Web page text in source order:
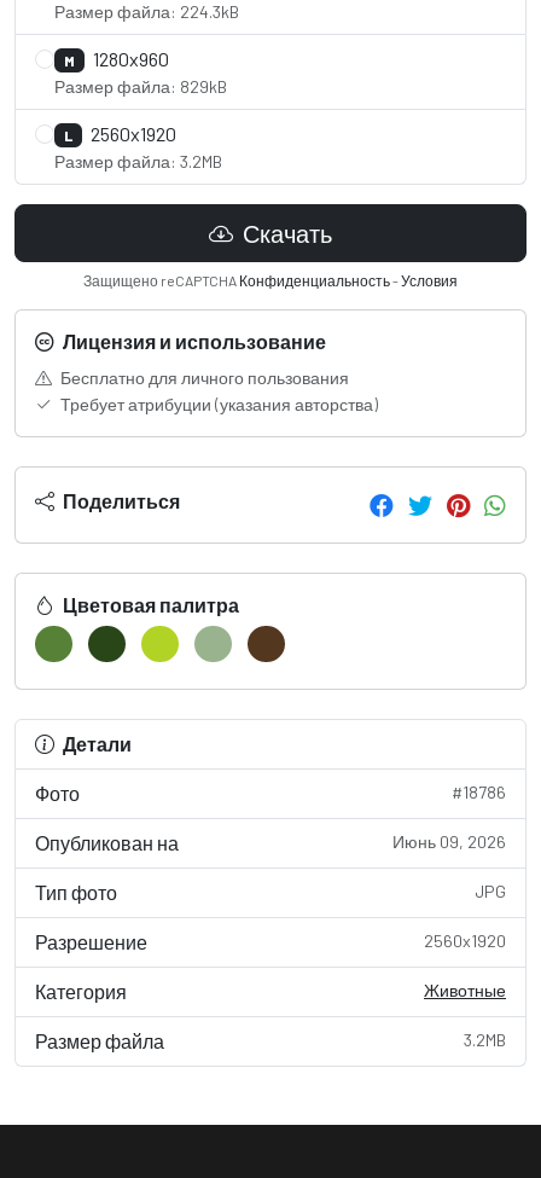
Размер файла: 224.3kB
M 1280x960
Размер файла: 829kB
L 2560x1920
Размер файла: 3.2MB
Скачать
Защищено reCAPTCHA Конфиденциальность-Условия
Лицензия и использование
Бесплатно для личного пользования
Требует атрибуции (указания авторства)
Поделиться
Цветовая палитра
Детали
Фото #18786
Опубликован на Июнь 09, 2026
Тип фото JPG
Разрешение 2560x1920
Категория Животные
Размер файла 3.2MB